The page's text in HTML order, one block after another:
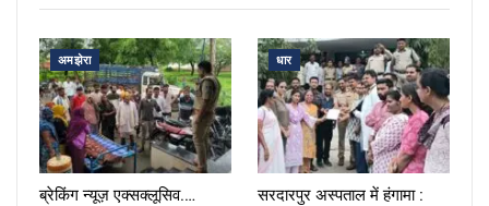
अमझेरा
ब्रेकिंग न्यूज़ एक्सक्लूसिव.…
धार
सरदारपुर अस्पताल में हंगामा :